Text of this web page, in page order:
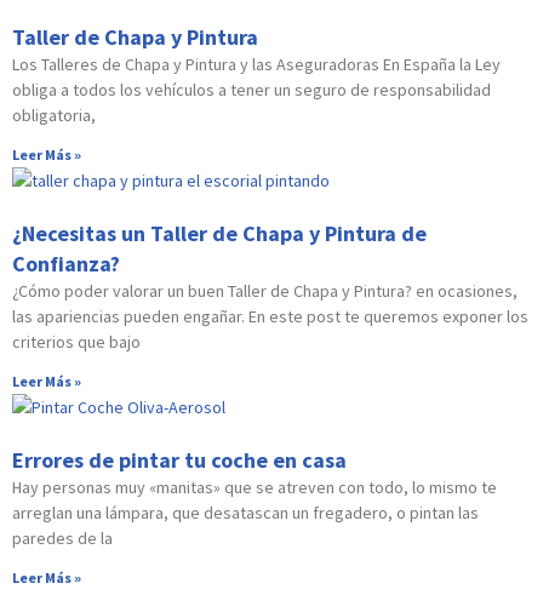
Taller de Chapa y Pintura
Los Talleres de Chapa y Pintura y las Aseguradoras En España la Ley
obliga a todos los vehículos a tener un seguro de responsabilidad
obligatoria,
Leer Más »
¿Necesitas un Taller de Chapa y Pintura de
Confianza?
¿Cómo poder valorar un buen Taller de Chapa y Pintura? en ocasiones,
las apariencias pueden engañar. En este post te queremos exponer los
criterios que bajo
Leer Más »
Errores de pintar tu coche en casa
Hay personas muy «manitas» que se atreven con todo, lo mismo te
arreglan una lámpara, que desatascan un fregadero, o pintan las
paredes de la
Leer Más »